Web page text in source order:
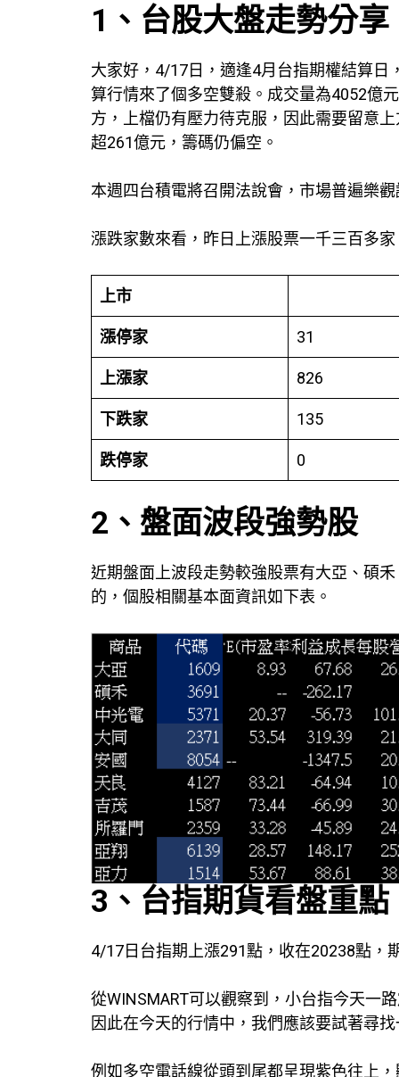
1、台股大盤走勢分享
大家好，4/17日，適逢4月台指期權結算日
算行情來了個多空雙殺。成交量為4052億
方，上檔仍有壓力待克服，因此需要留意
超261億元，籌碼仍偏空。
本週四台積電將召開法說會，市場普遍樂
漲跌家數來看，昨日上漲股票一千三百多
上市
漲停家 31
上漲家 826
下跌家 135
跌停家 0
2、盤面波段強勢股
近期盤面上波段走勢較強股票有大亞、碩
的，個股相關基本面資訊如下表。
3、台指期貨看盤重點
4/17日台指期上漲291點，收在20238點，
從WINSMART可以觀察到，小台指今天一
因此在今天的行情中，我們應該要試著尋
例如多空電話線從頭到尾都呈現紫色往上